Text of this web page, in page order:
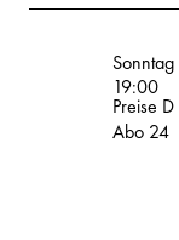
Volksoper
Sonntag
19:00
Preise D
Abo 24